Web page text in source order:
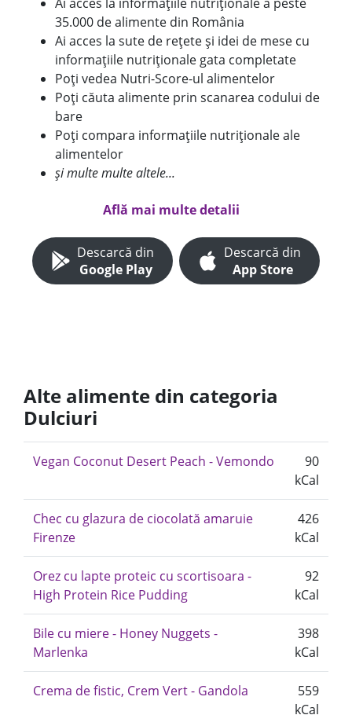
35.000 de alimente din România
Ai acces la sute de rețete și idei de mese cu
informațiile nutriționale gata completate
Poți vedea Nutri-Score-ul alimentelor
Poți căuta alimente prin scanarea codului de
bare
Poți compara informațiile nutriționale ale
alimentelor
și multe multe altele...
Află mai multe detalii
Descarcă din
Google Play
Descarcă din
App Store
Alte alimente din categoria
Dulciuri
Vegan Coconut Desert Peach - Vemondo
90
kCal
Chec cu glazura de ciocolată amaruie
Firenze
426
kCal
Orez cu lapte proteic cu scortisoara -
High Protein Rice Pudding
92
kCal
Bile cu miere - Honey Nuggets -
Marlenka
398
kCal
Crema de fistic, Crem Vert - Gandola
559
kCal